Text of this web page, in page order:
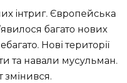
інтриг. Європейська
багато нових
Нові території
та навали мусульман.
змінився.